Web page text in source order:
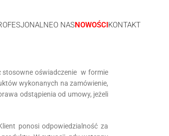
O NASNOWOŚCIKONTAKT
stosowne oświadczenie w formie
wykonanych na zamówienie,
odstąpienia od umowy, jeżeli
ponosi odpowiedzialność za